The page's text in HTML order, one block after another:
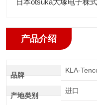
产品介绍
品牌
KLA-
产地类别
进口